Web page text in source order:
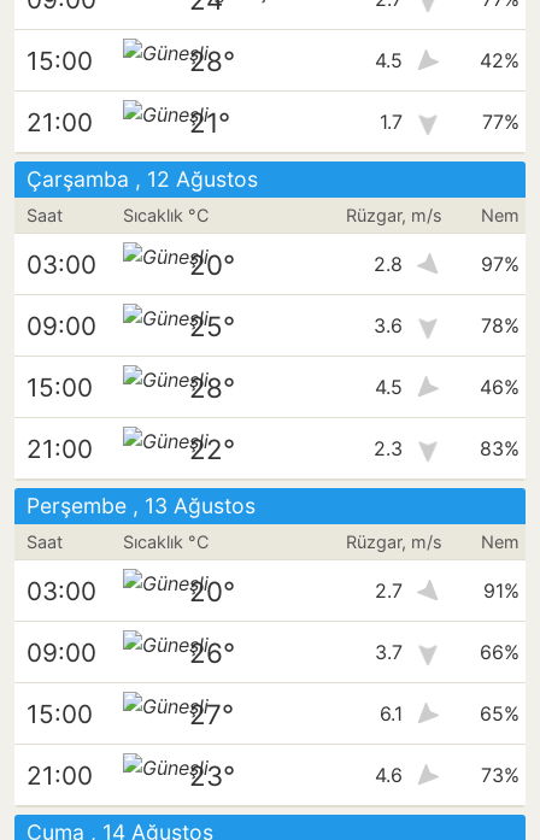
15:00 28° 4.5 42%
21:00 21° 1.7 77%
Çarşamba , 12 Ağustos
Saat Sıcaklık °C Rüzgar, m/s Nem
03:00 20° 2.8 97%
09:00 25° 3.6 78%
15:00 28° 4.5 46%
21:00 22° 2.3 83%
Perşembe , 13 Ağustos
Saat Sıcaklık °C Rüzgar, m/s Nem
03:00 20° 2.7 91%
09:00 26° 3.7 66%
15:00 27° 6.1 65%
21:00 23° 4.6 73%
Cuma , 14 Ağustos